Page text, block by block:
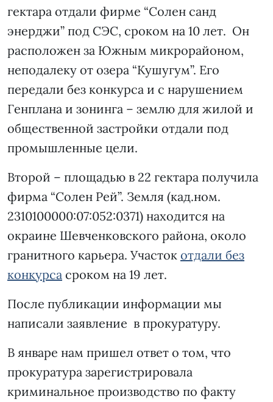
гектара отдали фирме “Солен санд
энерджи” под СЭС, сроком на 10 лет. Он
расположен за Южным микрорайоном,
неподалеку от озера “Кушугум”. Его
передали без конкурса и с нарушением
Генплана и зонинга – землю для жилой и
общественной застройки отдали под
промышленные цели.
Второй – площадью в 22 гектара получила
фирма “Солен Рей”. Земля (кад.ном.
2310100000:07:052:0371) находится на
окраине Шевченковского района, около
гранитного карьера. Участок отдали без
конкурса сроком на 19 лет.
После публикации информации мы
написали заявление в прокуратуру.
В январе нам пришел ответ о том, что
прокуратура зарегистрировала
криминальное производство по факту